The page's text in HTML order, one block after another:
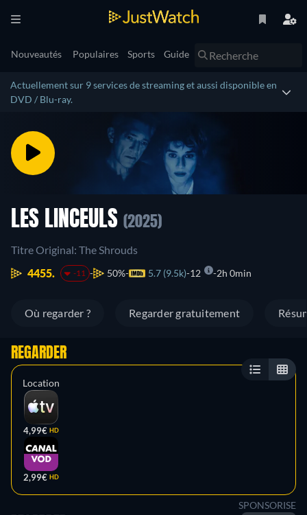
Nouveautés Populaires Sports Guide
Actuellement sur 9 services de streaming et aussi disponible en
DVD / Blu-ray.
LES LINCEULS (2025)
Titre Original: The Shrouds
4455.
-11 50% 5.7 (9.5k) 12 2h 0min
Où regarder ? Regarder gratuitement
REGARDER
Location
4,99€ HD
2,99€ HD
SPONSORISE